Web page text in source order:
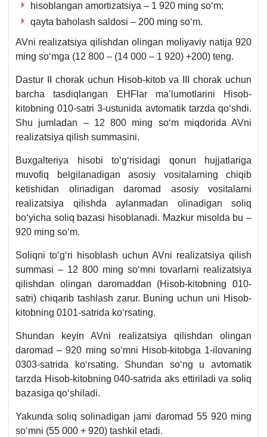
hisoblangan amortizatsiya – 1 920 ming soʻm;
qayta baholash saldosi – 200 ming soʻm.
AVni realizatsiya qilishdan olingan moliyaviy natija 920
ming soʻmga (12 800 – (14 000 – 1 920) +200) teng.
Dastur II chorak uchun Hisob-kitob va III chorak uchun
barcha tasdiqlangan EHFlar ma’lumotlarini Hisob-
kitobning 010-satri 3-ustunida avtomatik tarzda qoʻshdi.
Shu jumladan – 12 800 ming soʻm miqdorida AVni
realizatsiya qilish summasini.
Buхgalteriya hisobi toʻgʻrisidagi qonun hujjatlariga
muvofiq belgilanadigan asosiy vositalarning chiqib
ketishidan olinadigan daromad asosiy vositalarni
realizatsiya qilishda aylanmadan olinadigan soliq
boʻyicha soliq bazasi hisoblanadi. Mazkur misolda bu –
920 ming soʻm.
Soliqni toʻgʻri hisoblash uchun AVni realizatsiya qilish
summasi – 12 800 ming soʻmni tovarlarni realizatsiya
qilishdan olingan daromaddan (Hisob-kitobning 010-
satri) chiqarib tashlash zarur. Buning uchun uni Hisob-
kitobning 0101-satrida koʻrsating.
Shundan keyin AVni realizatsiya qilishdan olingan
daromad – 920 ming soʻmni Hisob-kitobga 1-ilovaning
0303-satrida koʻrsating. Shundan soʻng u avtomatik
tarzda Hisob-kitobning 040-satrida aks ettiriladi va soliq
bazasiga qoʻshiladi.
Yakunda soliq solinadigan jami daromad 55 920 ming
soʻmni (55 000 + 920) tashkil etadi.